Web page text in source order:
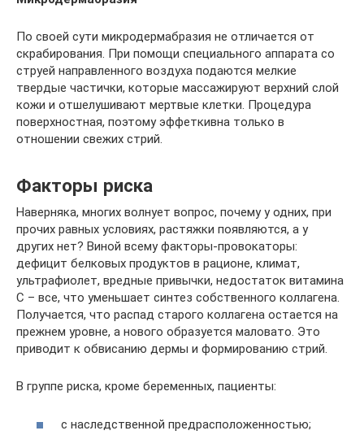
По своей сути микродермабразия не отличается от
скрабирования. При помощи специального аппарата со
струей направленного воздуха подаются мелкие
твердые частички, которые массажируют верхний слой
кожи и отшелушивают мертвые клетки. Процедура
поверхностная, поэтому эффеткивна только в
отношении свежих стрий.
Факторы риска
Наверняка, многих волнует вопрос, почему у одних, при
прочих равных условиях, растяжки появляются, а у
других нет? Виной всему факторы-провокаторы:
дефицит белковых продуктов в рационе, климат,
ультрафиолет, вредные привычки, недостаток витамина
С – все, что уменьшает синтез собственного коллагена.
Получается, что распад старого коллагена остается на
прежнем уровне, а нового образуется маловато. Это
приводит к обвисанию дермы и формированию стрий.
В группе риска, кроме беременных, пациенты:
с наследственной предрасположенностью;